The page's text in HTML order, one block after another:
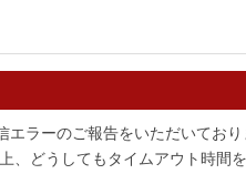
ラーのご報告をいただいてお
どうしてもタイムアウト時間